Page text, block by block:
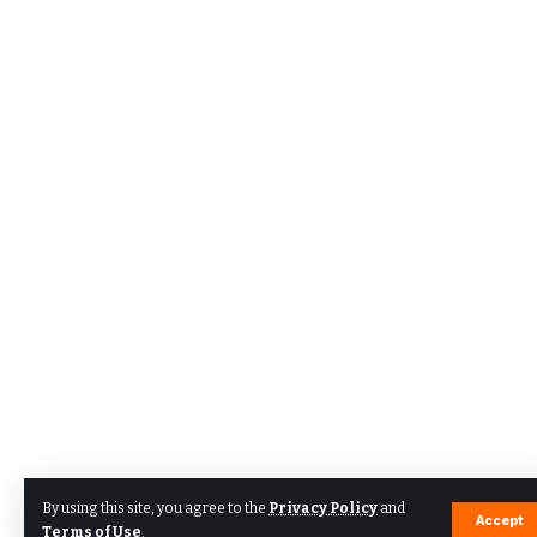
By using this site, you agree to the Privacy Policy and
Terms of Use.
Accept